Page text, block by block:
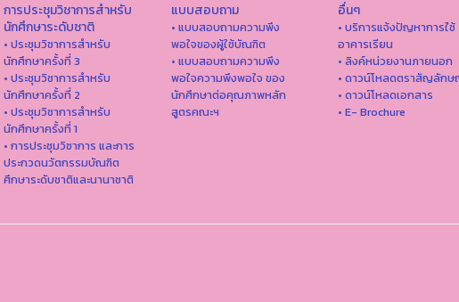
การประชุมวิชาการสำหรับ
นักศึกษาระดับชาติ
• ประชุมวิชาการสำหรับ
นักศึกษาครั้งที่ 3
• ประชุมวิชาการสำหรับ
นักศึกษาครั้งที่ 2
• ประชุมวิชาการสำหรับ
นักศึกษาครั้งที่ 1
• การประชุมวิชาการ และการ
ประกวดนวัตกรรมบัณฑิต
ศึกษาระดับชาติและนานาชาติ
แบบสอบถาม
• แบบสอบถามความพึง
พอใจของผู้ใช้บัณฑิต
• แบบสอบถามความพึง
พอใจความพึงพอใจ ของ
นักศึกษาต่อคุณภาพหลัก
สูตรคณะฯ
อื่นๆ
• บริการแจ้งปัญหาการใ่ช้
อาคารเรียน
• ลิงค์หน่วยงานภายนอก
• ดาวน์โหลดตราสัญลัก
• ดาวน์โหลดเอกสาร
• E- Brochure